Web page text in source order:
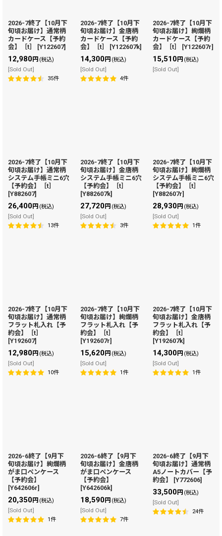
2026-7終了【10月下
旬頃お届け】通常柄
カードケース【予約
会】［t］
[Y122607]
12,980円 (税込)
[Sold Out]
35件
2026-7終了【10月下
旬頃お届け】金唐柄
カードケース【予約
会】［t］
[Y122607k]
14,300円 (税込)
[Sold Out]
4件
2026-7終了【10月下
旬頃お届け】絢爛柄
カードケース【予約
会】［t］
[Y122607r]
15,510円 (税込)
[Sold Out]
2026-7終了【10月下
旬頃お届け】通常柄
システム手帳ミニ6穴
【予約会】［t］
[Y882607]
26,400円 (税込)
[Sold Out]
13件
2026-7終了【10月下
旬頃お届け】金唐柄
システム手帳ミニ6穴
【予約会】［t］
[Y882607k]
27,720円 (税込)
[Sold Out]
3件
2026-7終了【10月下
旬頃お届け】絢爛柄
システム手帳ミニ6穴
【予約会】［t］
[Y882607r]
28,930円 (税込)
[Sold Out]
1件
2026-7終了【10月下
旬頃お届け】通常柄
フラット札入れ【予
約会】［t］
[Y192607]
12,980円 (税込)
[Sold Out]
10件
2026-7終了【10月下
旬頃お届け】絢爛柄
フラット札入れ【予
約会】［t］
[Y192607r]
15,620円 (税込)
[Sold Out]
1件
2026-7終了【10月下
旬頃お届け】金唐柄
フラット札入れ【予
約会】［t］
[Y192607k]
14,300円 (税込)
[Sold Out]
1件
2026-6終了【9月下
旬頃お届け】絢爛柄
がま口ペンケース
【予約会】
[Y642606r]
20,350円 (税込)
[Sold Out]
1件
2026-6終了【9月下
旬頃お届け】金唐柄
がま口ペンケース
【予約会】
[Y642606k]
18,590円 (税込)
[Sold Out]
7件
2026-6終了【9月下
旬頃お届け】通常柄
A5ノートカバー【予
約会】
[Y772606]
33,500円 (税込)
[Sold Out]
24件